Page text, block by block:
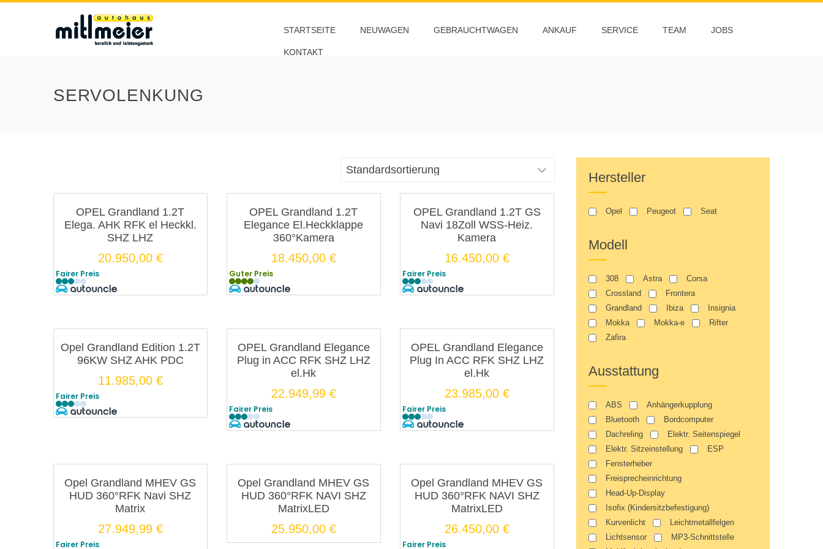
STARTSEITE NEUWAGEN GEBRAUCHTWAGEN ANKAUF SERVICE TEAM JOBS
KONTAKT
SERVOLENKUNG
OPEL Grandland 1.2T
Elega. AHK RFK el Heckkl.
SHZ LHZ
20.950,00 €
Fairer Preis
OPEL Grandland 1.2T
Elegance El.Heckklappe
360°Kamera
18.450,00 €
Guter Preis
OPEL Grandland 1.2T GS
Navi 18Zoll WSS-Heiz.
Kamera
16.450,00 €
Fairer Preis
Opel Grandland Edition 1.2T
96KW SHZ AHK PDC
11.985,00 €
Fairer Preis
OPEL Grandland Elegance
Plug in ACC RFK SHZ LHZ
el.Hk
22.949,99 €
Fairer Preis
OPEL Grandland Elegance
Plug In ACC RFK SHZ LHZ
el.Hk
23.985,00 €
Fairer Preis
Opel Grandland MHEV GS
HUD 360°RFK Navi SHZ
Matrix
27.949,99 €
Fairer Preis
Opel Grandland MHEV GS
HUD 360°RFK NAVI SHZ
MatrixLED
25.950,00 €
Opel Grandland MHEV GS
HUD 360°RFK NAVI SHZ
MatrixLED
26.450,00 €
Fairer Preis
Hersteller
Opel Peugeot Seat
Modell
308 Astra
Corsa
Crossland
Frontera
Grandland
Ibiza
Insignia
Mokka
Mokka-e
Rifter
Zafira
Ausstattung
ABS
Anhängerkupplung
Bluetooth
Bordcomputer
Dachreling
Elektr. Seitenspiegel
Elektr. Sitzeinstellung
ESP
Fensterheber
Freisprecheinrichtung
Head-Up-Display
Isofix (Kindersitzbefestigung)
Kurvenlicht
Leichtmetallfelgen
Lichtsensor
MP3-Schnittstelle